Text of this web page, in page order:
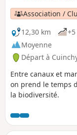
Association /
12,30 km
Moyenne
Départ à
Entre canaux et
on prend le temps
la biodiversité.